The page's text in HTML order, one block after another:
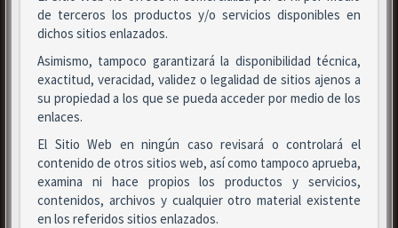
de terceros los productos y/o servicios disponibles en
dichos sitios enlazados.
Asimismo, tampoco garantizará la disponibilidad técnica,
exactitud, veracidad, validez o legalidad de sitios ajenos a
su propiedad a los que se pueda acceder por medio de los
enlaces.
El Sitio Web en ningún caso revisará o controlará el
contenido de otros sitios web, así como tampoco aprueba,
examina ni hace propios los productos y servicios,
contenidos, archivos y cualquier otro material existente
en los referidos sitios enlazados.